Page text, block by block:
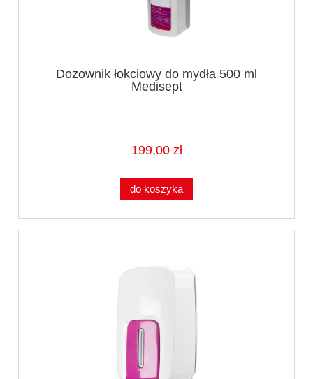
Dozownik łokciowy do mydła 500 ml
Medisept
199,00 zł
do koszyka